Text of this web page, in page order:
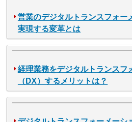
営業のデジタルトランスフォー
実現する変革とは
経理業務をデジタルトランスフ
（DX）するメリットは？